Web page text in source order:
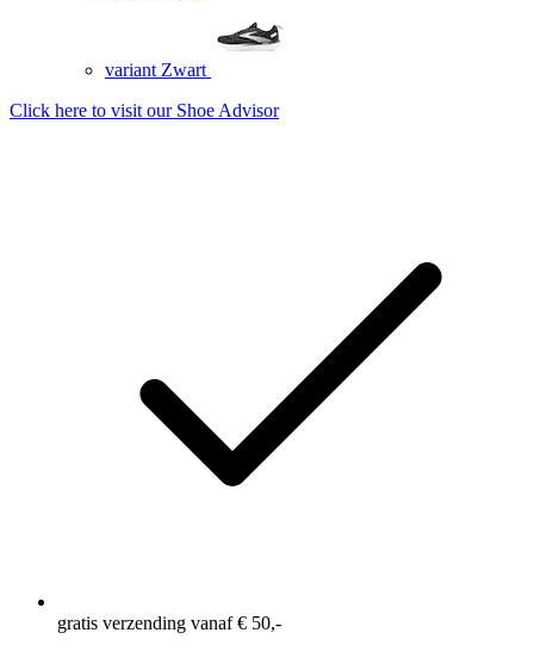
variant Zwart
Click here to visit our Shoe Advisor
gratis verzending vanaf € 50,-